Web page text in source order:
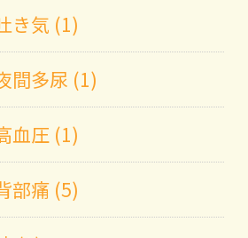
き気 (1)
間多尿 (1)
血圧 (1)
部痛 (5)